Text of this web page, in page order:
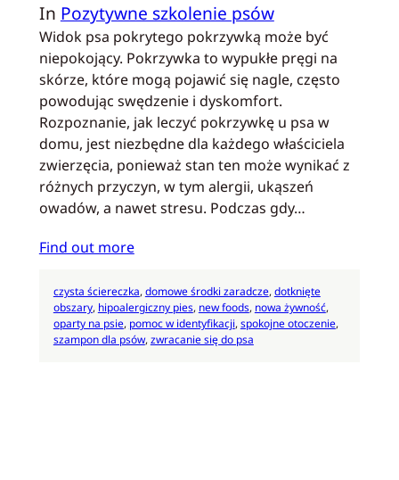
In Pozytywne szkolenie psów
Widok psa pokrytego pokrzywką może być
niepokojący. Pokrzywka to wypukłe pręgi na
skórze, które mogą pojawić się nagle, często
powodując swędzenie i dyskomfort.
Rozpoznanie, jak leczyć pokrzywkę u psa w
domu, jest niezbędne dla każdego właściciela
zwierzęcia, ponieważ stan ten może wynikać z
różnych przyczyn, w tym alergii, ukąszeń
owadów, a nawet stresu. Podczas gdy…
Find out more
czysta ściereczka, domowe środki zaradcze, dotknięte
obszary, hipoalergiczny pies, new foods, nowa żywność
oparty na psie, pomoc w identyfikacji, spokojne otoczenie
szampon dla psów, zwracanie się do psa